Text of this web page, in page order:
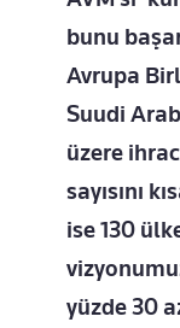
bunu
Avrupa
Suudi
üzere
sayısını
ise 130
yüzde 30